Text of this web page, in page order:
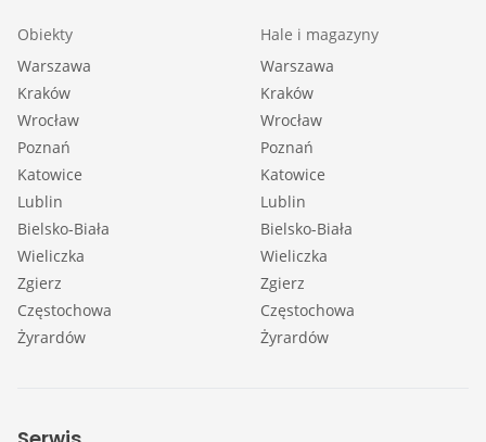
Obiekty
Warszawa
Kraków
Wrocław
Poznań
Katowice
Lublin
Bielsko-Biała
Wieliczka
Zgierz
Częstochowa
Żyrardów
Hale i magazyny
Warszawa
Kraków
Wrocław
Poznań
Katowice
Lublin
Bielsko-Biała
Wieliczka
Zgierz
Częstochowa
Żyrardów